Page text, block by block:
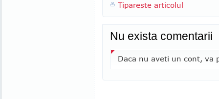
Tipareste articolul
Nu exista comentarii
Daca nu aveti un cont, va